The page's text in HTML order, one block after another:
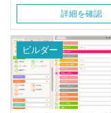
詳細を確認
ビルダー